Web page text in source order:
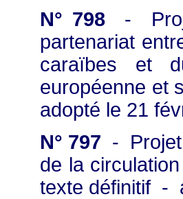
N° 798 -
partenariat
caraïbes et
européenne et
adopté le 21
N° 797 - Projet
de la
texte définitif -